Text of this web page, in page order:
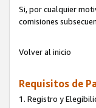
Si, por cualquier
comisiones
Volver al inicio
Requisitos de
1. Registro y